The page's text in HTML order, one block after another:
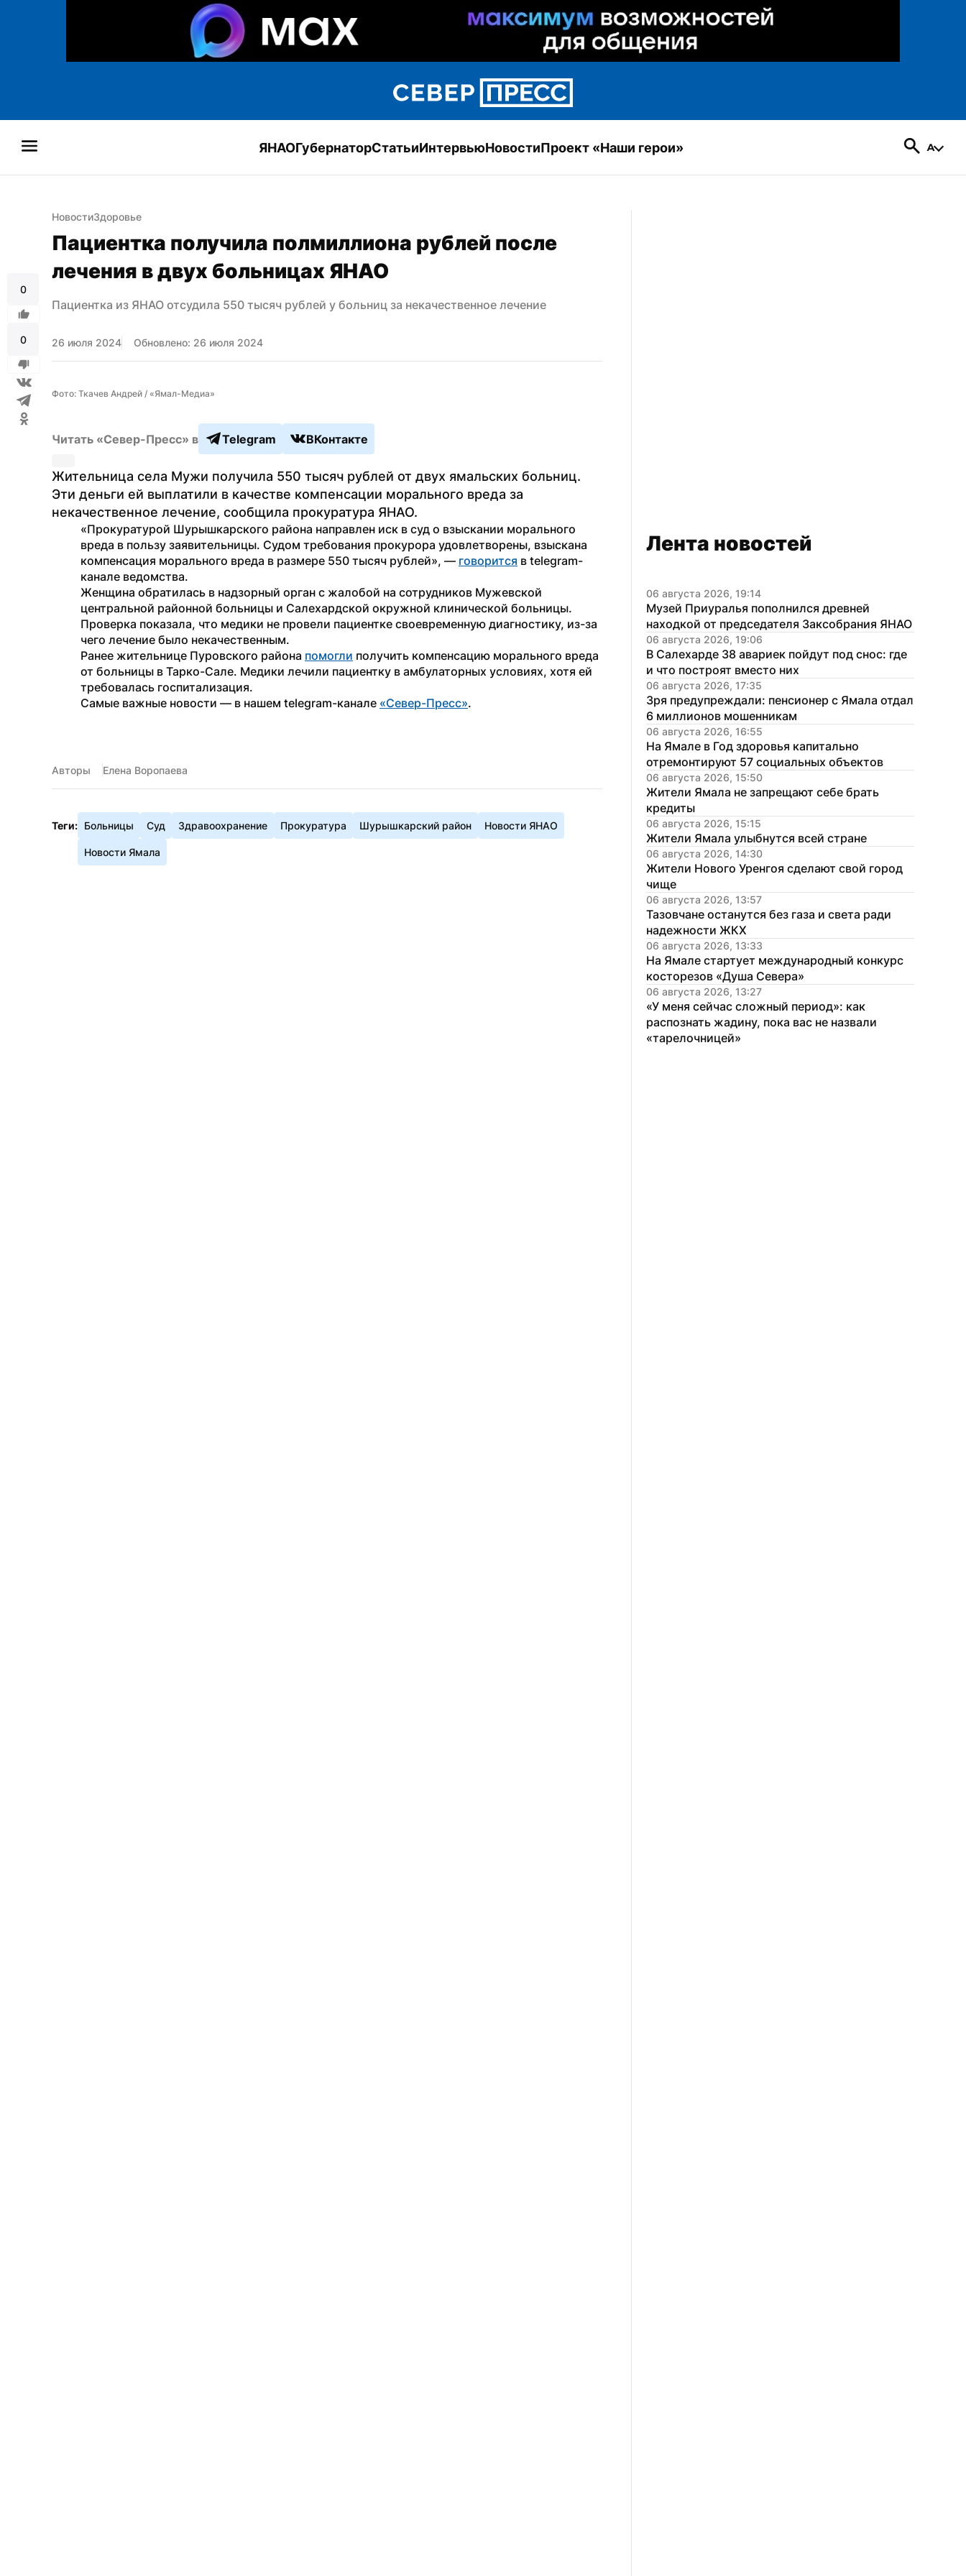
ЯНАОГубернаторСтатьиИнтервьюНовостиПроект «Наши герои»
0
0
НовостиЗдоровье
Пациентка получила полмиллиона рублей после
лечения в двух больницах ЯНАО
Пациентка из ЯНАО отсудила 550 тысяч рублей у больниц за некачественное лечение
26 июля 2024 Обновлено: 26 июля 2024
Фото: Ткачев Андрей / «Ямал-Медиа»
Читать «Север-Пресс» в Telegram ВКонтакте
Жительница села Мужи получила 550 тысяч рублей от двух ямальских больниц.
Эти деньги ей выплатили в качестве компенсации морального вреда за
некачественное лечение, сообщила прокуратура ЯНАО.
«Прокуратурой Шурышкарского района направлен иск в суд о взыскании морального
вреда в пользу заявительницы. Судом требования прокурора удовлетворены, взыскана
компенсация морального вреда в размере 550 тысяч рублей», — говорится в telegram-
канале ведомства.
Женщина обратилась в надзорный орган с жалобой на сотрудников Мужевской
центральной районной больницы и Салехардской окружной клинической больницы.
Проверка показала, что медики не провели пациентке своевременную диагностику, из-за
чего лечение было некачественным.
Ранее жительнице Пуровского района помогли получить компенсацию морального вреда
от больницы в Тарко-Сале. Медики лечили пациентку в амбулаторных условиях, хотя ей
требовалась госпитализация.
Самые важные новости — в нашем telegram-канале «Север-Пресс».
Авторы Елена Воропаева
Теги: Больницы Суд Здравоохранение Прокуратура Шурышкарский район Новости ЯНАО
Новости Ямала
Лента новостей
06 августа 2026, 19:14
Музей Приуралья пополнился древней
находкой от председателя Заксобрания ЯНАО
06 августа 2026, 19:06
В Салехарде 38 авариек пойдут под снос: где
и что построят вместо них
06 августа 2026, 17:35
Зря предупреждали: пенсионер с Ямала отдал
6 миллионов мошенникам
06 августа 2026, 16:55
На Ямале в Год здоровья капитально
отремонтируют 57 социальных объектов
06 августа 2026, 15:50
Жители Ямала не запрещают себе брать
кредиты
06 августа 2026, 15:15
Жители Ямала улыбнутся всей стране
06 августа 2026, 14:30
Жители Нового Уренгоя сделают свой город
чище
06 августа 2026, 13:57
Тазовчане останутся без газа и света ради
надежности ЖКХ
06 августа 2026, 13:33
На Ямале стартует международный конкурс
косторезов «Душа Севера»
06 августа 2026, 13:27
«У меня сейчас сложный период»: как
распознать жадину, пока вас не назвали
«тарелочницей»